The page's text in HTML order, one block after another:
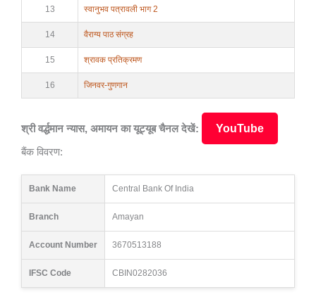
13 स्वानुभव पत्रावली भाग 2
14 वैराग्य पाठ संग्रह
15 श्रावक प्रतिक्रमण
16 जिनवर-गुणगान
श्री वर्द्धमान न्यास, अमायन का यूट्यूब चैनल देखें: YouTube
बैंक विवरण:
Bank Name Central Bank Of India
Branch Amayan
Account Number 3670513188
IFSC Code CBIN0282036